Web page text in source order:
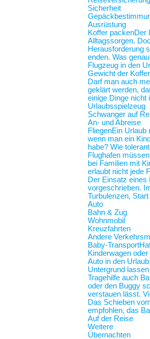
Sicherheit
Ausrüstung
Koffer packenDer
Alltagssorgen.
Herausforderung
enden. Was
Flugzeug in den
Gewicht der
Darf man auch
geklärt werden,
einige Dinge
Urlaubsspielzeug
Schwanger auf
An- und Abreise
FliegenEin Urlaub
wenn man ein
habe? Wie
Flughafen
bei Familien mit
erlaubt nicht jede
Der Einsatz eines
vorgeschrieben.
Turbulenzen,
Auto
Bahn & Zug
Wohnmobil
Kreuzfahrten
Andere
Baby-Transport
Kinderwagen
Auto in den
Untergrund
Tragehilfe auch
oder den Buggy
verstauen lässt.
Das Schieben
empfohlen, das
Auf der Reise
Weitere
Übernachten